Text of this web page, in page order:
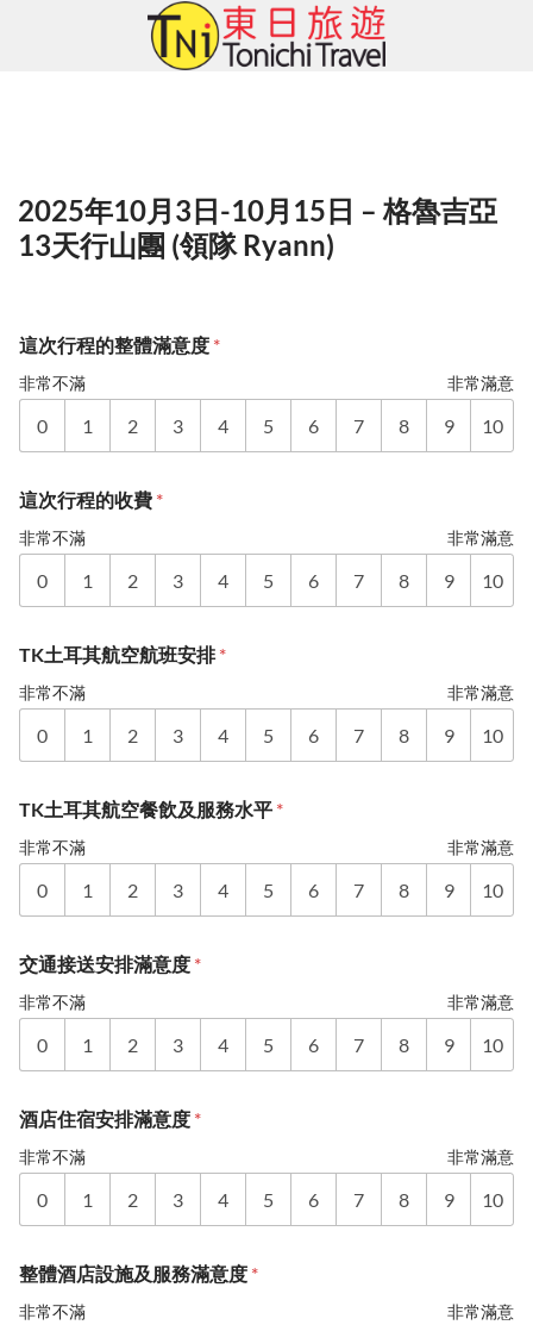
2025年10月3日-10月15日 – 格魯吉亞
13天行山團 (領隊 Ryann)
這次行程的整體滿意度 *
非常不滿 非常滿意
0 1 2 3 4 5 6 7 8 9 10
這次行程的收費 *
非常不滿 非常滿意
0 1 2 3 4 5 6 7 8 9 10
TK土耳其航空航班安排*
非常不滿 非常滿意
0 1 2 3 4 5 6 7 8 9 10
TK土耳其航空餐飲及服務水平 *
非常不滿 非常滿意
0 1 2 3 4 5 6 7 8 9 10
交通接送安排滿意度 *
非常不滿 非常滿意
0 1 2 3 4 5 6 7 8 9 10
酒店住宿安排滿意度 *
非常不滿 非常滿意
0 1 2 3 4 5 6 7 8 9 10
整體酒店設施及服務滿意度 *
非常不滿 非常滿意